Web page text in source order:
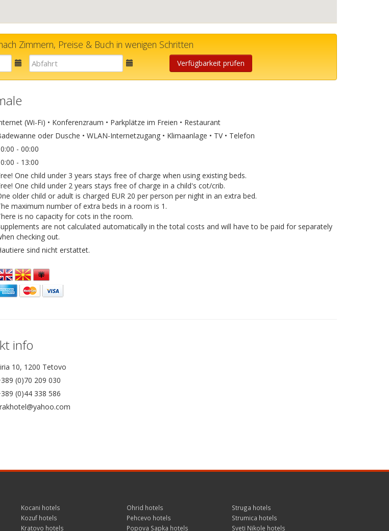
Zimmern, Preise & Buch in wenigen Schritten
E-
mail
E-
mail
Verfügbarkeit prüfen
(Wi-Fi) • Konferenzraum • Parkplätze im Freien • Restaurant
oder Dusche • WLAN-Internetzugang • Klimaanlage • TV • Telefon
- 00:00
- 13:00
One child under 3 years stays free of charge when using existing beds.
One child under 2 years stays free of charge in a child's cot/crib.
older child or adult is charged EUR 20 per person per night in an extra bed.
maximum number of extra beds in a room is 1.
is no capacity for cots in the room.
are not calculated automatically in the total costs and will have to be paid for separately
checking out.
sind nicht erstattet.
info
10, 1200 Tetovo
(0)70 209 030
(0)44 338 586
Kocani hotels
Kozuf hotels
Kratovo hotels
Ohrid hotels
Pehcevo hotels
Popova Sapka hotels
Struga hotels
Strumica hotels
Sveti Nikole hotels